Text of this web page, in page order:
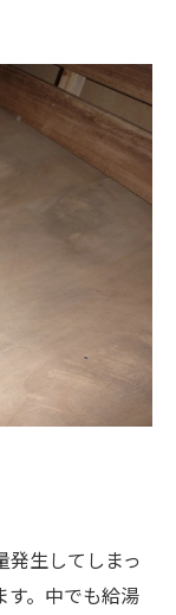
発生してしまっ
す。中でも給湯